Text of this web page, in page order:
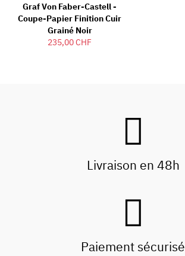
Graf Von Faber-Castell -
Coupe-Papier Finition Cuir
Grainé Noir
235,00 CHF
Livraison en 48h
Paiement sécurisé